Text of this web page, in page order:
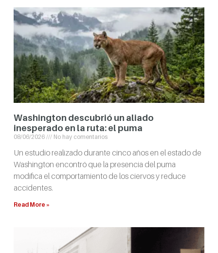
Washington descubrió un aliado
inesperado en la ruta: el puma
08/06/2026 No hay comentarios
Un estudio realizado durante cinco años en el estado de
Washington encontró que la presencia del puma
modifica el comportamiento de los ciervos y reduce
accidentes.
Read More »